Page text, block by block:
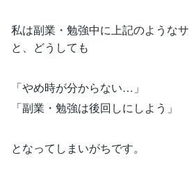
私は副業・勉強中に上記のような
と、どうしても
「やめ時が分からない…」
「副業・勉強は後回しにしよう」
となってしまいがちです。